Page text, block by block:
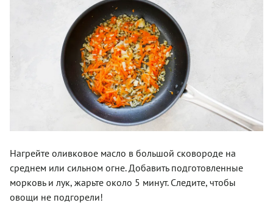
Нагрейте оливковое масло в большой сковороде на
среднем или сильном огне. Добавить подготовленные
морковь и лук, жарьте около 5 минут. Следите, чтобы
овощи не подгорели!